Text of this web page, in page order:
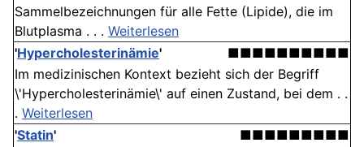
Sammelbezeichnungen für alle Fette (Lipide), die im
Blutplasma . . . Weiterlesen
'Hypercholesterinämie'
■■■■■■■■■■
Im medizinischen Kontext bezieht sich der Begriff
\'Hypercholesterinämie\' auf einen Zustand, bei dem . .
. Weiterlesen
'Statin'
■■■■■■■■■